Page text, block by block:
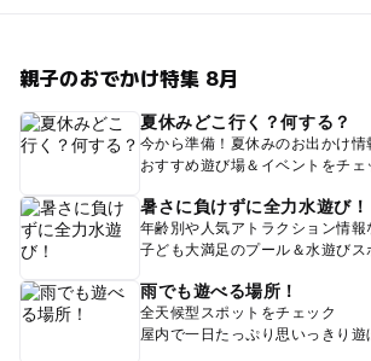
親子のおでかけ特集 8月
夏休みどこ行く？何する？
今から準備！夏休みのお出かけ情
おすすめ遊び場＆イベントをチェ
暑さに負けずに全力水遊び！
年齢別や人気アトラクション情報
子ども大満足のプール＆水遊びス
雨でも遊べる場所！
全天候型スポットをチェック
屋内で一日たっぷり思いっきり遊